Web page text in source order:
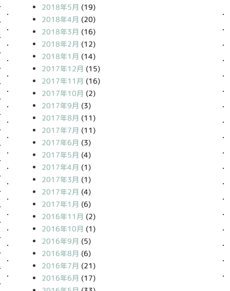
2018年5月 (19)
2018年4月 (20)
2018年3月 (16)
2018年2月 (12)
2018年1月 (14)
2017年12月 (15)
2017年11月 (16)
2017年10月 (2)
2017年9月 (3)
2017年8月 (11)
2017年7月 (11)
2017年6月 (3)
2017年5月 (4)
2017年4月 (1)
2017年3月 (1)
2017年2月 (4)
2017年1月 (6)
2016年11月 (2)
2016年10月 (1)
2016年9月 (5)
2016年8月 (6)
2016年7月 (21)
2016年6月 (17)